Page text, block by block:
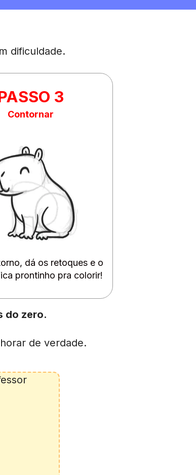
dificuldade.
3
Contornar
dá os retoques e o
prontinho pra colorir!
do zero.
de verdade.